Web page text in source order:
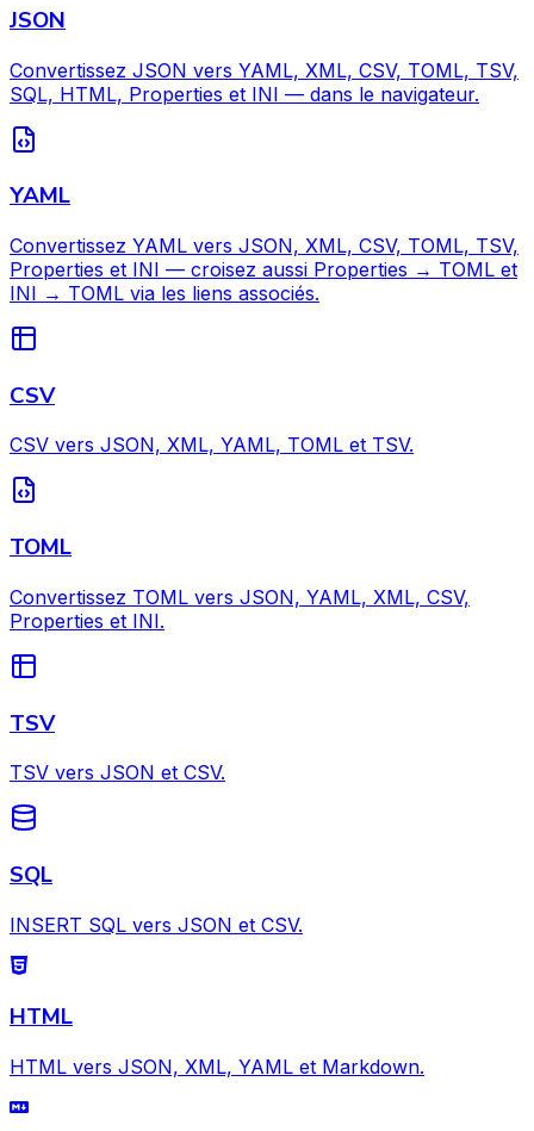
JSON
Convertissez JSON vers YAML, XML, CSV, TOML, TSV,
SQL, HTML, Properties et INI — dans le navigateur.
YAML
Convertissez YAML vers JSON, XML, CSV, TOML, TSV,
Properties et INI — croisez aussi Properties → TOML et
INI → TOML via les liens associés.
CSV
CSV vers JSON, XML, YAML, TOML et TSV.
TOML
Convertissez TOML vers JSON, YAML, XML, CSV,
Properties et INI.
TSV
TSV vers JSON et CSV.
SQL
INSERT SQL vers JSON et CSV.
HTML
HTML vers JSON, XML, YAML et Markdown.